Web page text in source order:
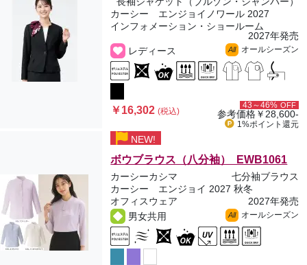
カーシー エンジョイノワール 2027
インフォメーション・ショールーム
2027年発売
レディース
All オールシーズン
￥16,302(税込)
43～46% OFF
参考価格￥28,600-
1%ポイント 還元
NEW!
ボウブラウス（八分袖） EWB1061
カーシーカシマ
七分袖ブラウス
カーシー エンジョイ 2027 秋冬
オフィスウェア
2027年発売
男女共用
All オールシーズン